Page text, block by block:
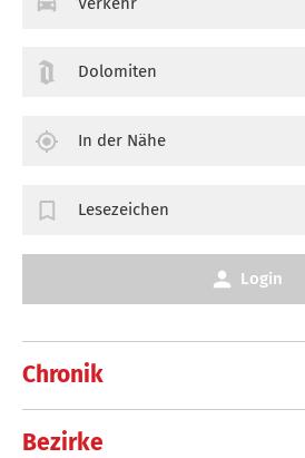
Chronik
Bezirke
Dolomiten
In der Nähe
Lesezeichen
Login